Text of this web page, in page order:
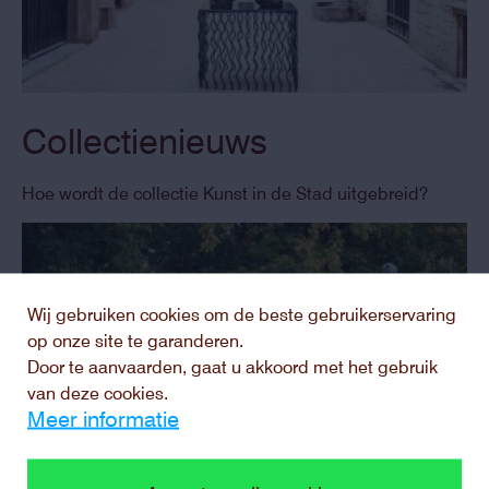
Wij gebruiken cookies om de beste gebruikerservaring
op onze site te garanderen.
Door te aanvaarden, gaat u akkoord met het gebruik
van deze cookies.
Meer informatie
Collectienieuws
Hoe wordt de collectie Kunst in de Stad uitgebreid?